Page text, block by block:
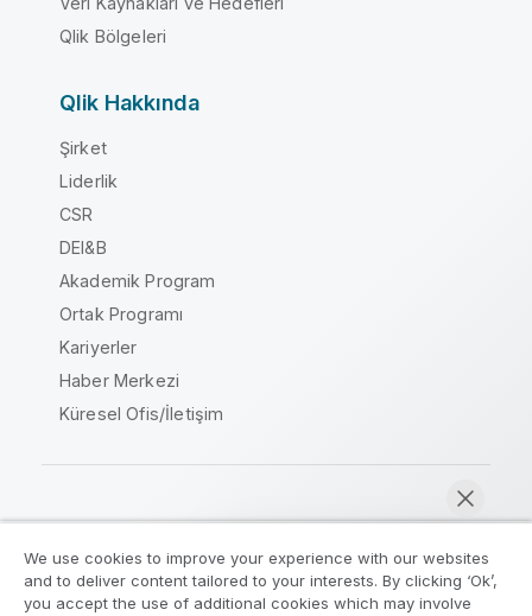
Qlik Bölgeleri
Qlik Hakkında
Şirket
Liderlik
CSR
DEI&B
Akademik Program
Ortak Programı
Kariyerler
Haber Merkezi
Küresel Ofis/İletişim
Yasal sözleşmeler Ürün Koşulları
We use cookies to improve your experience with our websites
and to deliver content tailored to your interests. By clicking ‘Ok’,
you accept the use of additional cookies which may involve